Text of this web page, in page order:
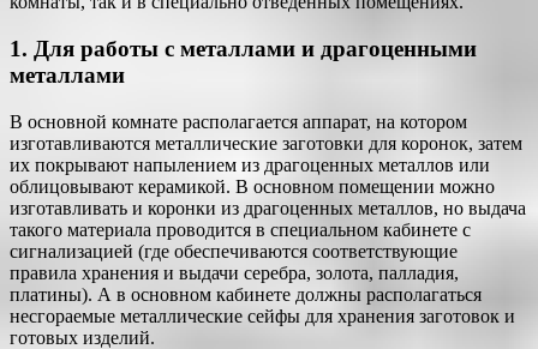
1. Для работы с металлами и драгоценными
металлами
В основной комнате располагается аппарат, на котором
изготавливаются металлические заготовки для коронок, затем
их покрывают напылением из драгоценных металлов или
облицовывают керамикой. В основном помещении можно
изготавливать и коронки из драгоценных металлов, но выдача
такого материала проводится в специальном кабинете с
сигнализацией (где обеспечиваются соответствующие
правила хранения и выдачи серебра, золота, палладия,
платины). А в основном кабинете должны располагаться
несгораемые металлические сейфы для хранения заготовок и
готовых изделий.